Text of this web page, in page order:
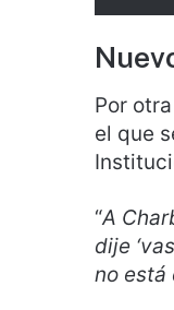
Por
el que
“A
dije
no está